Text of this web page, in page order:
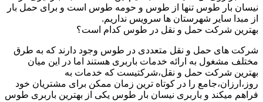
نیسان بار طوس تنها از طوس و حومه طوس است و برای حمل بار
از مبدا سایر شهرستان ها سرویس نداریم.
بهترین شرکت حمل و نقل در طوس کدام است؟
شرکت های حمل و نقل متعددی در طوس وجود دارند که به طرق
مختلف مشغول به ارائه خدمات باربری هستند اما در این میان
بهترین شرکت حمل و نقل،شرکتیست که خدمات به
روز،ارزان،جامع را در کوتاه ترین زمان ممکن برای مشتریان خود
فراهم میکند و باربری نیسان بار طوس یکی از بهترین باربری طوس